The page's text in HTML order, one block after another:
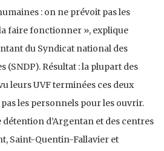
: on ne prévoit pas les
faire fonctionner », explique
du Syndicat national des
Résultat : la plupart des
leurs UVF terminées ces deux
les personnels pour les ouvrir.
détention d’Argentan et des centres
Saint-Quentin-Fallavier et